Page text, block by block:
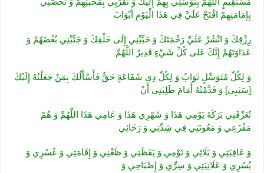
بِإِمَامَتِهِمْ افْتَحْ عَلَيَّ فِي هَذَا الْيَوْمِ أَبْوَابَ
رِزْقِكَ وَ انْشُرْ عَلَيَّ رَحْمَتَكَ وَ حَبِّبْنِي إِلَى خَلْقِكَ وَ جَنِّبْنِي بُغْضَهُمْ وَ
عَدَاوَتَهُمْ‏ إِنَّكَ عَلى‏ كُلِّ شَيْ‏ءٍ قَدِيرٌ اللَّهُمَّ
وَ لِكُلِّ مُتَوَسِّلٍ ثَوَابٌ وَ لِكُلِّ ذِي شَفَاعَةٍ حَقٌّ فَأَسْأَلُكَ بِمَنْ جَعَلْتُهُ إِلَيْكَ
[سَبَبِي‏] وَ قَدَّمْتُهُ أَمَامَ طَلِبَتِي أَنْ
تُعَرِّفَنِي بَرَكَةَ يَوْمِي هَذَا وَ شَهْرِي هَذَا وَ عَامِي هَذَا اللَّهُمَّ وَ هُمْ
مَفْزَعِي وَ مَعُونَتِي فِي شِدَّتِي وَ رَخَائِي
وَ عَافِيَتِي وَ بَلَائِي وَ نَوْمِي وَ يَقَظَتِي وَ ظَعْنِي وَ إِقَامَتِي وَ عُسْرِي وَ
يُسْرِي وَ عَلَانِيَتِي وَ سِرِّي وَ إِصْبَاحِي وَ